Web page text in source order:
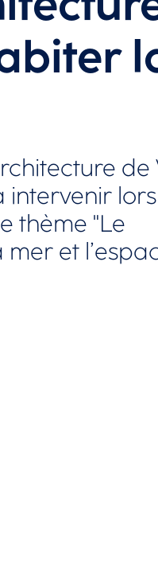
de
lors
thème "Le
et